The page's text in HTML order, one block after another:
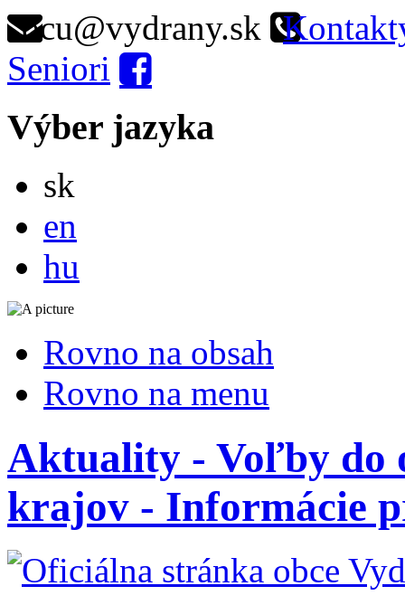
ocu@vydrany.sk
Seniori
Výber jazyka
sk
en
hu
Rovno na obsah
Rovno na menu
Aktuality - Voľby do
krajov - Informácie